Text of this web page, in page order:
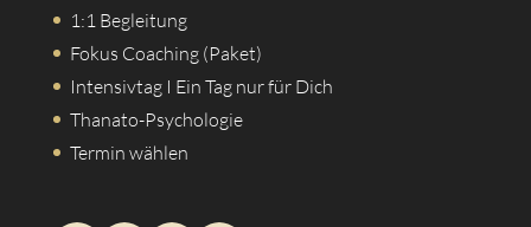
1:1 Begleitung
Fokus Coaching (Paket)
Intensivtag I Ein Tag nur für Dich
Thanato-Psychologie
Termin wählen